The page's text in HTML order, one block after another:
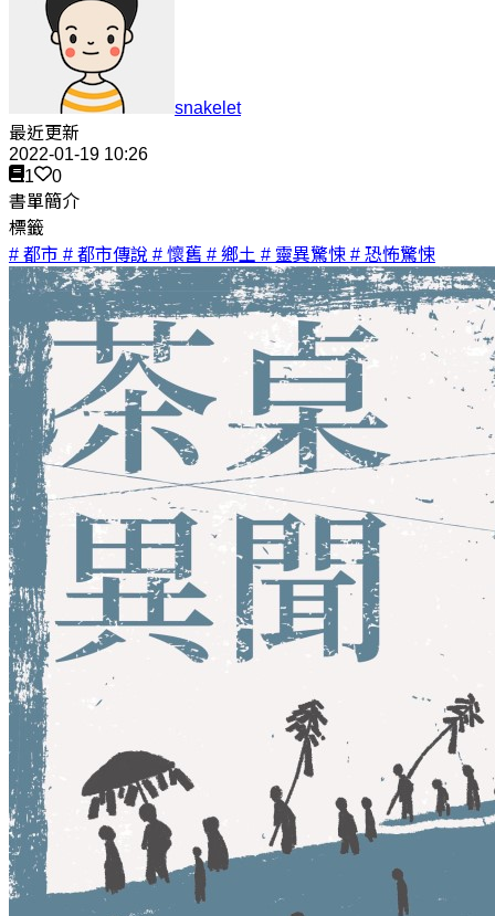
snakelet
最近更新
2022-01-19 10:26
1
0
書單簡介
標籤
# 都市 # 都市傳說 # 懷舊 # 鄉土 # 靈異驚悚 # 恐怖驚悚